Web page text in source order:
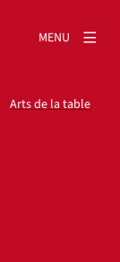
MENU
Arts de la table